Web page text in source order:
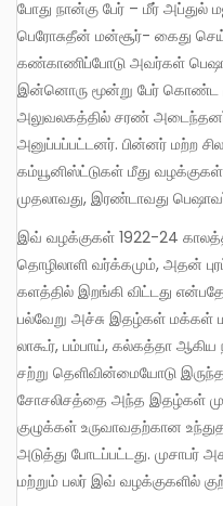
போது நான்கு பேர் – மீர்
பெரோசுதீன் மன்சூர்- கைது
கண்காணிப்போடு அவர்கள்
இன்னொரு மூன்று பேர் கொண்ட
அலுவலகத்தில் சரண்
அனுப்பப்பட்டனர். பின்னர் மற்ற
கம்யூனிஸ்ட்டுகள் மீது வழக்குகள்
முதலாவது, இரண்டாவது
இவ் வழக்குகள் 1922-24 காலத்தில் ஓர் செய்தியை தெரிவித்தன.
தொழிலாளி வர்க்கமும், அதன்
களத்தில் இறங்கி விட்டது
பல்வேறு அச்சு இதழ்கள் மக்கள்
லாகூர், பம்பாய், கல்கத்தா
சற்று தெளிவின்மையோடு
சோசலிசத்தை அந்த இதழ்கள்
குழுக்கள் உருவாவதற்கான
அடுத்து போடப்பட்டது.
மற்றும் பலர் இவ் வழக்குகளில்